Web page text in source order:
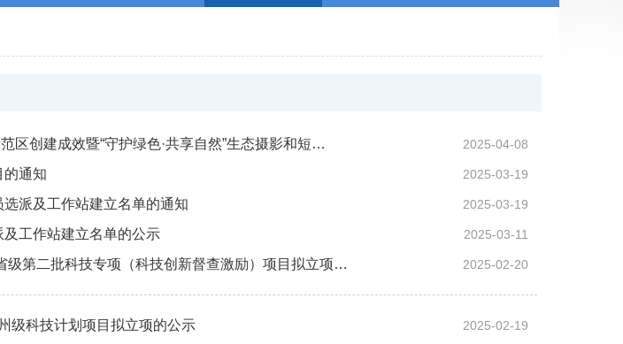
2025-04-08
区创建成效暨“守护绿色·共享自然”生态摄影和短…
2025-03-19
的通知
2025-03-19
派及工作站建立名单的通知
2025-03-11
工作站建立名单的公示
2025-02-20
级第二批科技专项（科技创新督查激励）项目拟立项…
2025-02-19
级科技计划项目拟立项的公示